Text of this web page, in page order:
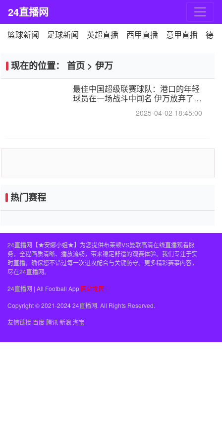
24直播网
篮球新闻 足球新闻 英超直播 西甲直播 意甲直播 德
现在的位置： 首页 > 伊万
最佳中国超级联赛球队：港口的年轻
球员在一场战斗中闻名 伊万放弃了泰
2025-04-02 18:45:00
热门赛程
24直播网【★安娜小姐★】为您提供布莱顿VS曼联高清在线直播观看服
务，全程画质清晰、播放流畅，带来稳定舒适的观赛体验。我们专注于实
时直播，确保您不错过每一次进攻配合与关键防守。更多精彩赛事内容，
尽在24直播网。
24直播网 | All Football App 网站地图
Copyright © 2021-2024 24直播网. All Rights Reserved.
友情链接百度腾讯新浪 淘宝